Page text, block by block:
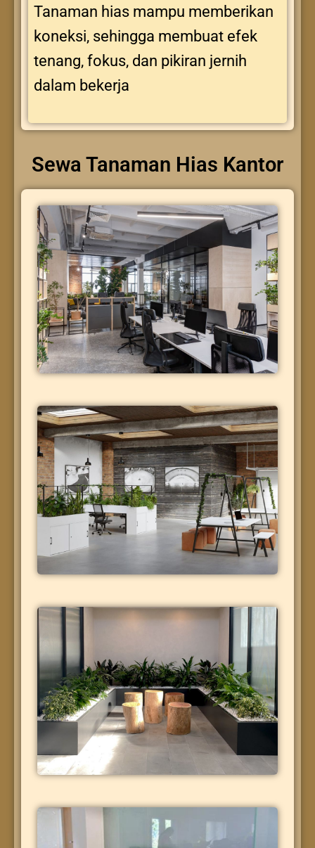
Tanaman hias mampu memberikan
koneksi, sehingga membuat efek
tenang, fokus, dan pikiran jernih
dalam bekerja
Sewa Tanaman Hias Kantor